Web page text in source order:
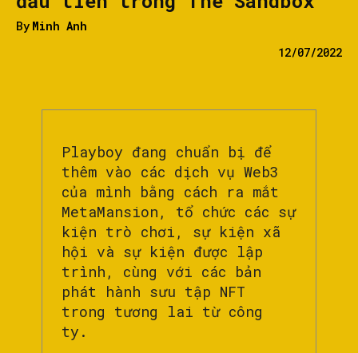
By Minh Anh
12/07/2022
Playboy đang chuẩn bị để
thêm vào các dịch vụ Web3
của mình bằng cách ra mắt
MetaMansion, tổ chức các sự
kiện trò chơi, sự kiện xã
hội và sự kiện được lập
trình, cùng với các bản
phát hành sưu tập NFT
trong tương lai từ công
ty.